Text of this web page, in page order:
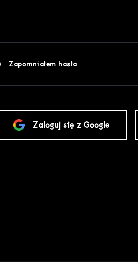
Zapomniałem hasła
Zaloguj się z Google